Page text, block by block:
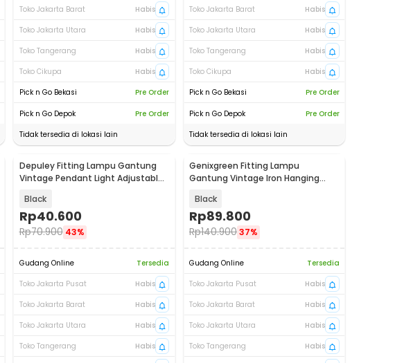
Toko Jakarta Barat
Habis
Toko Jakarta Utara
Habis
Toko Tangerang
Habis
Toko Cikupa
Habis
Pick n Go Bekasi
Pre Order
Pick n Go Depok
Pre Order
Tidak tersedia di lokasi lain
Toko Jakarta Barat
Habis
Toko Jakarta Utara
Habis
Toko Tangerang
Habis
Toko Cikupa
Habis
Pick n Go Bekasi
Pre Order
Pick n Go Depok
Pre Order
Tidak tersedia di lokasi lain
Depuley Fitting Lampu Gantung
Vintage Pendant Light Adjustable
Black
Rp40.600
Rp70.900 43%
Gudang Online
Tersedia
Toko Jakarta Pusat
Habis
Toko Jakarta Barat
Habis
Toko Jakarta Utara
Habis
Toko Tangerang
Habis
Genixgreen Fitting Lampu
Gantung Vintage Iron Hanging
Black
Rp89.800
Rp140.90037%
Gudang Online
Tersedia
Toko Jakarta Pusat
Habis
Toko Jakarta Barat
Habis
Toko Jakarta Utara
Habis
Toko Tangerang
Habis